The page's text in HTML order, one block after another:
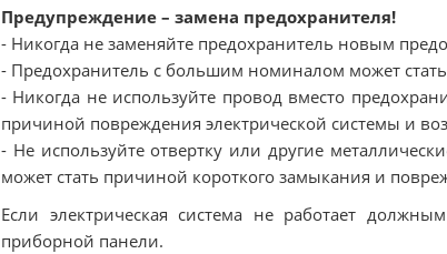
Предупреждение – замена предохранителя!
- Никогда не заменяйте предохранитель новым
- Предохранитель с большим номиналом может
- Никогда не используйте провод вместо
причиной повреждения электрической системы и
- Не используйте отвертку или другие
может стать причиной короткого замыкания и
Если электрическая система не работает
приборной панели.